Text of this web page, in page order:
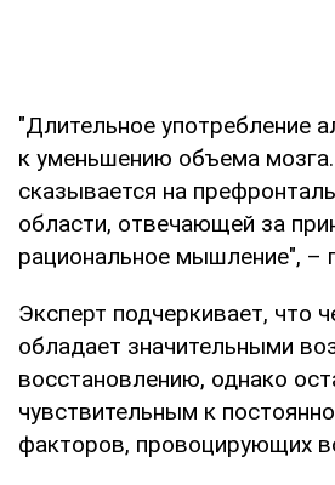
"Длительное употребление
к уменьшению объема
сказывается на
области, отвечающей за
рациональное мышление", –
Эксперт подчеркивает, что
обладает значительными
восстановлению, однако
чувствительным к
факторов, провоцирующих